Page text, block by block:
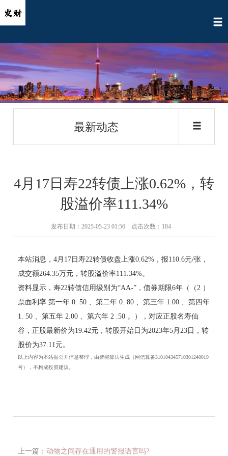
最新动态
4月17日寿22转债上涨0.62%，转
股溢价率111.34%
发布日期：2025-05-23 01:56 点击次数：184
本站消息，4月17日寿22转债收盘上涨0.62%，报110.6元/张，
成交额264.35万元，转股溢价率111.34%。
资料显示，寿22转债信用级别为“AA-”，债券期限6年（（2 ）
票面利率 第一年 0. 50 、第二年 0. 80 、第三年 1.00 、第四年
1. 50 、第五年 2.00 、第六年 2 .50 。），对应正股名寿仙
谷，正股最新价为19.42元，转股开始日为2023年5月23日，转
股价为37.11元。
以上内容为本站据公开信息整理，由智能算法生成（网信算备310104345710301240019
号），不构成投资建议。
上一篇： 动物之间存在通用的警报语言吗?